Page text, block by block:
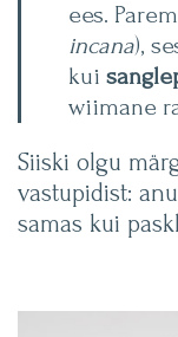
ees.
incana),
kui
wiimane
Siiski olgu
vastupidist:
samas kui